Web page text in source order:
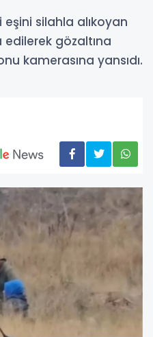
silahla alıkoyan
gözaltına
kamerasına yansıdı.